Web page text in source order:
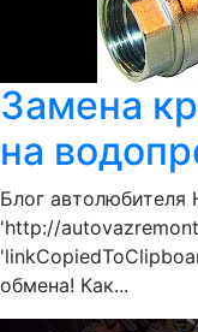
Замена
на
Блог автолюбителя
'http://
обмена! Как...